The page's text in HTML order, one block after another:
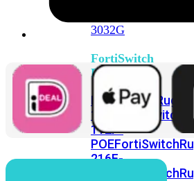
3032G
FortiSwitch
Ruggedized
108F
112F-
POE
216F-